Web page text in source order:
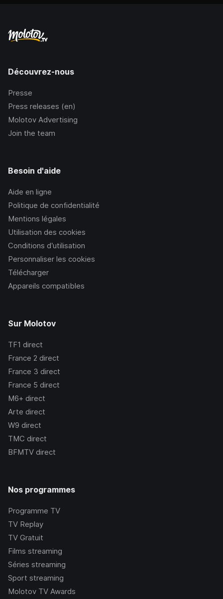
Découvrez-nous
Presse
Press releases (en)
Molotov Advertising
Join the team
Besoin d'aide
Aide en ligne
Politique de confidentialité
Mentions légales
Utilisation des cookies
Conditions d’utilisation
Personnaliser les cookies
Télécharger
Appareils compatibles
Sur Molotov
TF1 direct
France 2 direct
France 3 direct
France 5 direct
M6+ direct
Arte direct
W9 direct
TMC direct
BFMTV direct
Nos programmes
Programme TV
TV Replay
TV Gratuit
Films streaming
Séries streaming
Sport streaming
Molotov TV Awards